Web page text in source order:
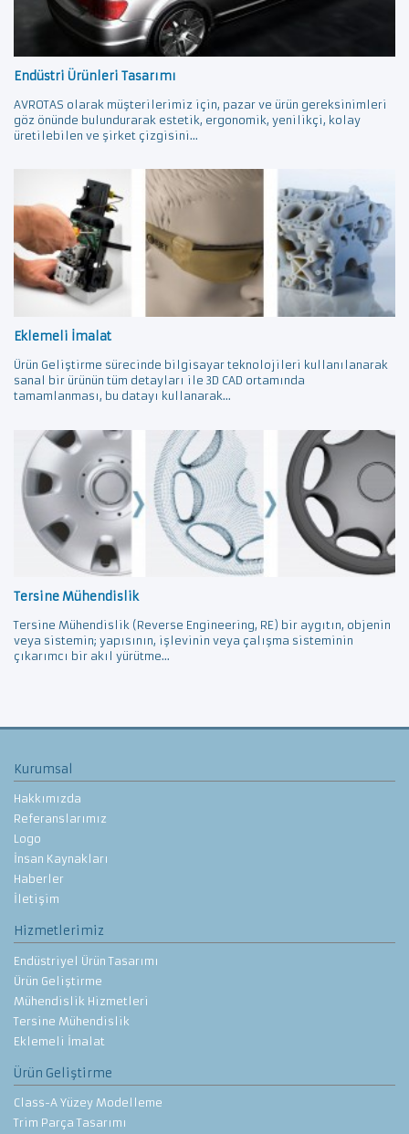
Endüstri Ürünleri Tasarımı
AVROTAS olarak müşterilerimiz için, pazar ve ürün gereksinimleri
göz önünde bulundurarak estetik, ergonomik, yenilikçi, kolay
üretilebilen ve şirket çizgisini...
Eklemeli İmalat
Ürün Geliştirme sürecinde bilgisayar teknolojileri kullanılanarak
sanal bir ürünün tüm detayları ile 3D CAD ortamında
tamamlanması, bu datayı kullanarak...
Tersine Mühendislik
Tersine Mühendislik (Reverse Engineering, RE) bir aygıtın, objenin
veya sistemin; yapısının, işlevinin veya çalışma sisteminin
çıkarımcı bir akıl yürütme...
Kurumsal
Hakkımızda
Referanslarımız
Logo
İnsan Kaynakları
Haberler
İletişim
Hizmetlerimiz
Endüstriyel Ürün Tasarımı
Ürün Geliştirme
Mühendislik Hizmetleri
Tersine Mühendislik
Eklemeli İmalat
Ürün Geliştirme
Class-A Yüzey Modelleme
Trim Parça Tasarımı